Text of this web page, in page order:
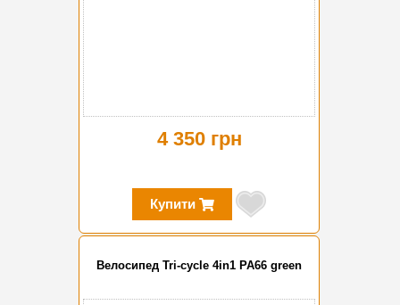
4 350 грн
Купити
Велосипед Tri-cycle 4in1 PA66 green